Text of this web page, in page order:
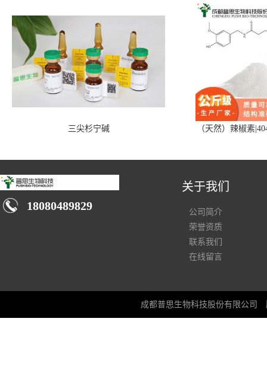
三尖杉宁碱 （天然）辣椒素
18080489829
关于我们
公司简介
荣誉资质
联系我们
在线留言
成都普思生物科技股份有限公司